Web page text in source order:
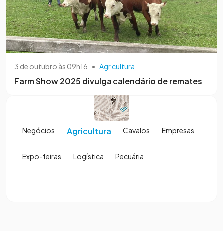
3 de outubro às 09h16 • Agricultura
Farm Show 2025 divulga calendário de remates
Negócios Agricultura Cavalos Empresas
Expo-feiras Logística Pecuária